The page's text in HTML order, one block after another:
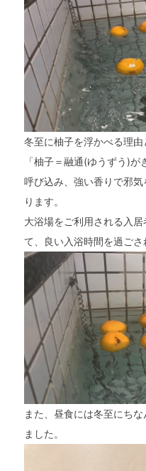
トップページ
親和園について
事業所案内
冬至に柚子を浮かべる理由
「柚子＝融通(ゆうずう)
呼び込み、強い香りで邪
ります。
大浴場をご利用される入
て、良い入浴時間を過ごさ
また、昼食には冬至にち
ました。